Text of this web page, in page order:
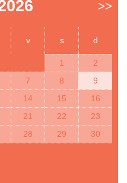
>>
v s d
1
2
7 8
9
14 15
16
21 22
23
28 29
30